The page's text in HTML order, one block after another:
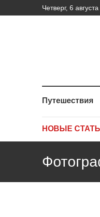
Четверг, 6
Путешествия
НОВЫЕ